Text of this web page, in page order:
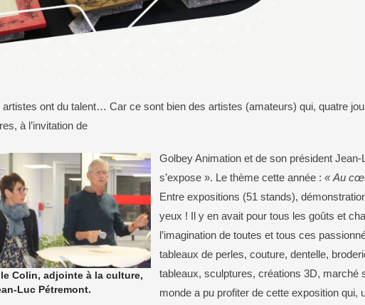
de vote
des élections
Police Municipale
Aides pour les jeunes
Aides pour les personnes en difficulté
Conseil d’administration
artistes ont du talent… Car ce sont bien des artistes (amateurs) qui, quatre
à l’invitation de
Colin, adjointe à la culture,
Luc Pétremont.
Golbey Animation et de son président Jean-
s’expose ». Le thème cette année : « Au
Entre expositions (51 stands),
yeux ! Il y en avait pour tous les goûts et
l’imagination de toutes et tous ces
tableaux de perles, couture, dentelle,
tableaux, sculptures, créations 3D, marché
monde a pu profiter de cette exposition